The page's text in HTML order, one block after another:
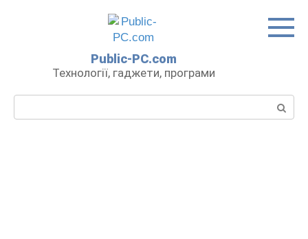
Public-PC.com
Технології, гаджети, програми